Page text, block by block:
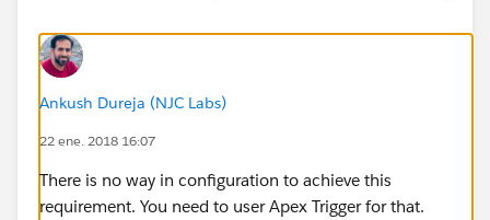
Ankush Dureja (NJC Labs)
22 ene. 2018 16:07
There is no way in configuration to achieve this
requirement. You need to user Apex Trigger for that.